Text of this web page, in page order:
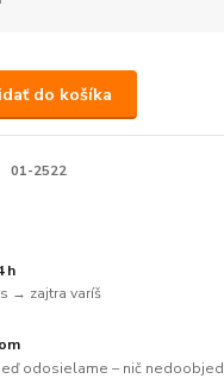
do košíka
01-2522
h
→ zajtra varíš
odosielame – nič